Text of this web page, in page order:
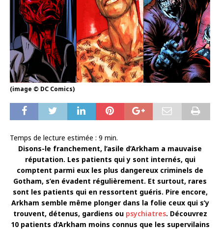
(image © DC Comics)
Temps de lecture estimée : 9 min.
Disons-le franchement, l’asile d’Arkham a mauvaise
réputation. Les patients qui y sont internés, qui
comptent parmi eux les plus dangereux criminels de
Gotham, s’en évadent régulièrement. Et surtout, rares
sont les patients qui en ressortent guéris. Pire encore,
Arkham semble même plonger dans la folie ceux qui s’y
trouvent, détenus, gardiens ou psychiatres. Découvrez
10 patients d’Arkham moins connus que les supervilains